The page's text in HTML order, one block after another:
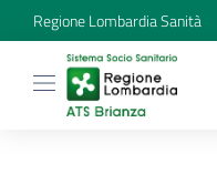
Regione Lombardia Sanità